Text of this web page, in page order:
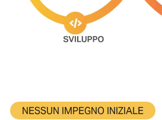
NESSUN IMPEGNO INIZIALE